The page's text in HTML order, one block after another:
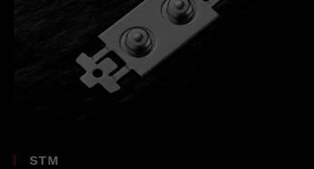
STM